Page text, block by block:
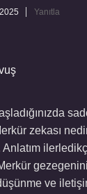
Yanıtla
zekası
ve